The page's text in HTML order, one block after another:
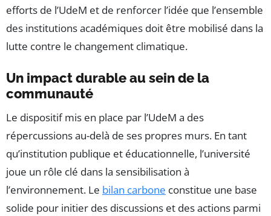
efforts de l’UdeM et de renforcer l’idée que l’ensemble
des institutions académiques doit être mobilisé dans la
lutte contre le changement climatique.
Un impact durable au sein de la
communauté
Le dispositif mis en place par l’UdeM a des
répercussions au-delà de ses propres murs. En tant
qu’institution publique et éducationnelle, l’université
joue un rôle clé dans la sensibilisation à
l’environnement. Le bilan carbone constitue une base
solide pour initier des discussions et des actions parmi